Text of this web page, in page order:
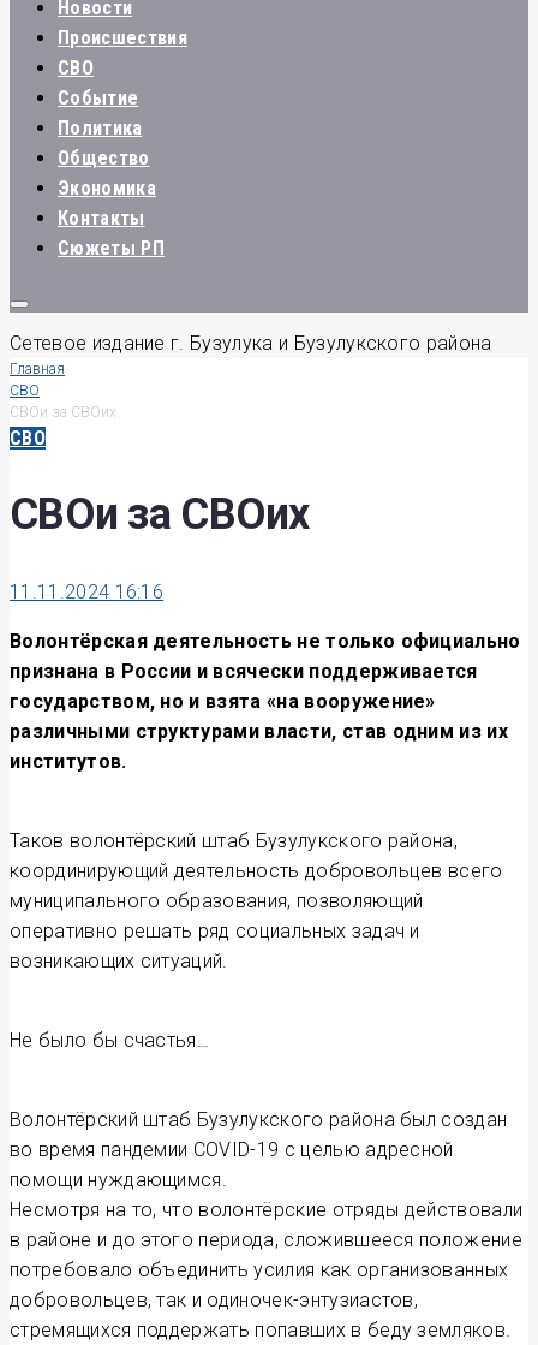
Новости
Происшествия
СВО
Событие
Политика
Общество
Экономика
Контакты
Сюжеты РП
Сетевое издание г. Бузулука и Бузулукского района
Главная
СВО
СВОи за СВОих
СВО
СВОи за СВОих
11.11.2024 16:16
Волонтёрская деятельность не только официально
признана в России и всячески поддерживается
государством, но и взята «на вооружение»
различными структурами власти, став одним из их
институтов.
Таков волонтёрский штаб Бузулукского района,
координирующий деятельность добровольцев всего
муниципального образования, позволяющий
оперативно решать ряд социальных задач и
возникающих ситуаций.
Не было бы счастья…
Волонтёрский штаб Бузулукского района был создан
во время пандемии COVID-19 с целью адресной
помощи нуждающимся.
Несмотря на то, что волонтёрские отряды действовали
в районе и до этого периода, сложившееся положение
потребовало объединить усилия как организованных
доб­ровольцев, так и одиночек-энтузиастов,
стремящихся поддержать попавших в беду земляков.